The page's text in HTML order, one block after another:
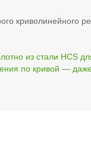
криволинейного
из стали HCS
по кривой —